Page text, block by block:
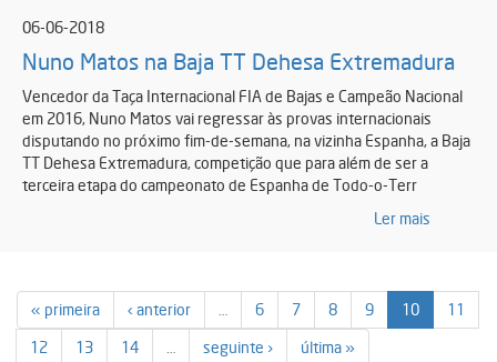
06-06-2018
Nuno Matos na Baja TT Dehesa Extremadura
Vencedor da Taça Internacional FIA de Bajas e Campeão Nacional
em 2016, Nuno Matos vai regressar às provas internacionais
disputando no próximo fim-de-semana, na vizinha Espanha, a Baja
TT Dehesa Extremadura, competição que para além de ser a
terceira etapa do campeonato de Espanha de Todo-o-Terr
Ler mais
« primeira ‹ anterior 6 7 8 9 10
11
12
13 14 seguinte › última »